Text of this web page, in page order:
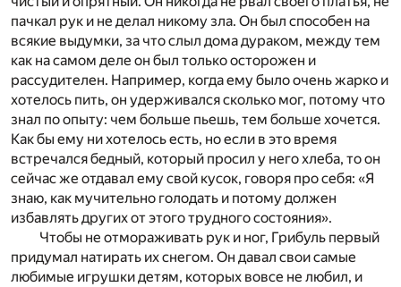
пачкал рук и не делал никому зла. Он был способен на
всякие выдумки, за что слыл дома дураком, между тем
как на самом деле он был только осторожен и
рассудителен. Например, когда ему было очень жарко и
хотелось пить, он удерживался сколько мог, потому что
знал по опыту: чем больше пьешь, тем больше хочется.
Как бы ему ни хотелось есть, но если в это время
встречался бедный, который просил у него хлеба, то он
сейчас же отдавал ему свой кусок, говоря про себя: «Я
знаю, как мучительно голодать и потому должен
избавлять других от этого трудного состояния».
Чтобы не отмораживать рук и ног, Грибуль первый
придумал натирать их снегом. Он давал свои самые
любимые игрушки детям, которых вовсе не любил, и